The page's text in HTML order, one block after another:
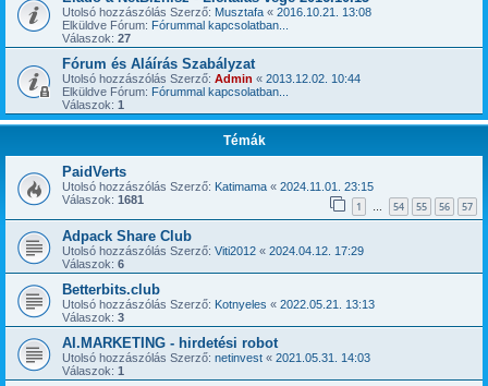
Utolsó hozzászólás Szerző: Musztafa « 2016.10.21. 13:08
Elküldve Fórum: Fórummal kapcsolatban...
Válaszok: 27
Fórum és Aláírás Szabályzat
Utolsó hozzászólás Szerző: Admin « 2013.12.02. 10:44
Elküldve Fórum: Fórummal kapcsolatban...
Válaszok: 1
Témák
PaidVerts
Utolsó hozzászólás Szerző: Katimama « 2024.11.01. 23:15
Válaszok: 1681 1 … 54 55 56 57
Adpack Share Club
Utolsó hozzászólás Szerző: Viti2012 « 2024.04.12. 17:29
Válaszok: 6
Betterbits.club
Utolsó hozzászólás Szerző: Kotnyeles « 2022.05.21. 13:13
Válaszok: 3
AI.MARKETING - hirdetési robot
Utolsó hozzászólás Szerző: netinvest « 2021.05.31. 14:03
Válaszok: 1